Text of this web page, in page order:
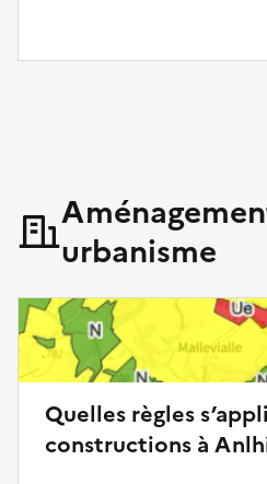
urbanisme
Quelles règles
constructions à